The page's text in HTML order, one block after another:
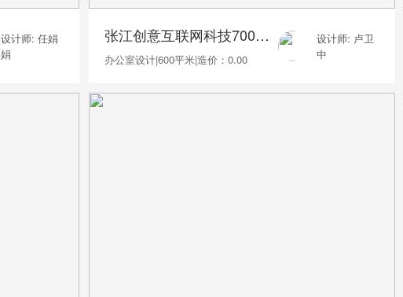
设计师: 任娟
娟
张江创意互联网科技700平办公室装修
办公室设计|600平米|造价：0.00
设计师: 卢卫
中